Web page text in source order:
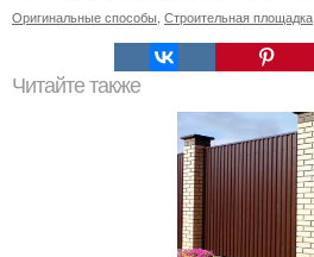
Оригинальные способы Строительная площадка
Читайте также